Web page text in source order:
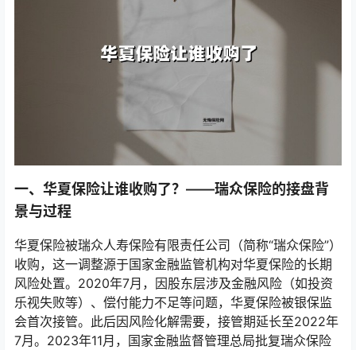
一、华夏保险让谁收购了？——瑞众保险的接盘背
景与过程
华夏保险被瑞众人寿保险有限责任公司（简称“瑞众保险”）
收购，这一调整源于国家金融监管机构对华夏保险的长期
风险处置。2020年7月，因股东层涉及金融风险（如投资
乐视失败等）、偿付能力不足等问题，华夏保险被银保监
会首次接管。此后因风险化解需要，接管期延长至2022年
7月。2023年11月，国家金融监督管理总局批复瑞众保险